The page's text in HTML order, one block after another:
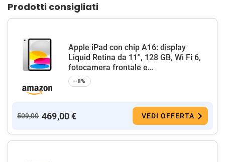
Prodotti consigliati
Apple iPad con chip A16: display
Liquid Retina da 11'', 128 GB, Wi Fi 6,
fotocamera frontale e...
−8%
509,00 469,00 € VEDI OFFERTA